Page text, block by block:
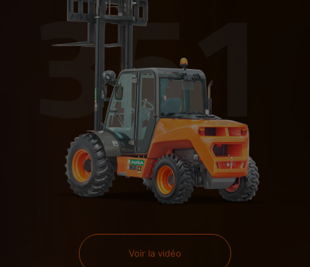
Voir la vidéo